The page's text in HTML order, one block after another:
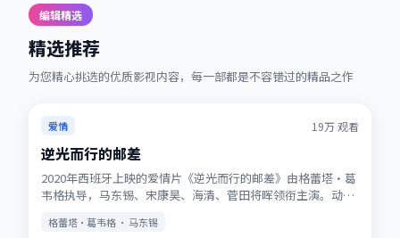
编辑精选
精选推荐
为您精心挑选的优质影视内容，每一部都是不容错过的精品之作
热播 ★7.2
爱情 19万观看
逆光而行的邮差
2020年西班牙上映的爱情片《逆光而行的邮差》由格蕾塔·葛
韦格执导，马东锡、宋康昊、海清、菅田将晖领衔主演。动画
度选择，观影体验稳定流畅。
格蕾塔·葛韦格 · 马东锡